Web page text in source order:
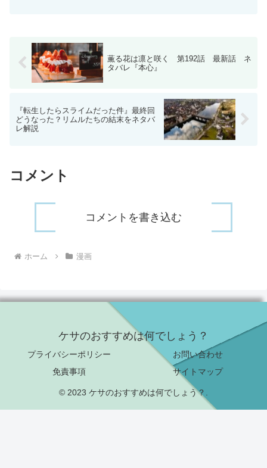
薫る花は凛と咲く 第192話 最新話 ネ
タバレ『本心』
『転生したらスライムだった件』最終回
どうなった？リムルたちの結末をネタバ
レ解説
コメント
コメントを書き込む
ホーム 漫画
ケサのおすすめは何でしょう？
プライバシーポリシー
お問い合わせ
免責事項
サイトマップ
© 2023 ケサのおすすめは何でしょう？.